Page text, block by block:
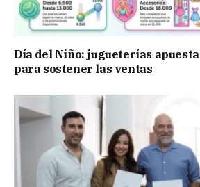
Día del Niño: jugueterías
para sostener las ventas